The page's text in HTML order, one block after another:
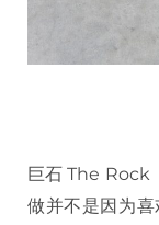
巨石 The Rock
做并不是因为